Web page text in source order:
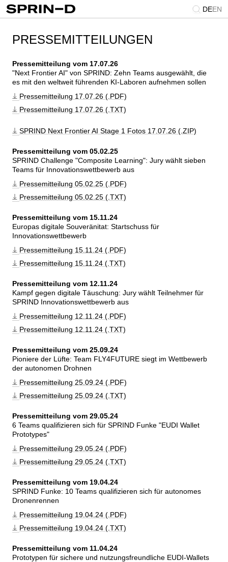
DEEN
PRESSEMITTEILUNGEN
Pressemitteilung vom 17.07.26
Next Frontier AI
von SPRIND: Zehn Teams ausgewählt, die
es mit den weltweit führenden KI-Laboren aufnehmen sollen
Pressemitteilung 17.07.26 (.PDF)
Pressemitteilung 17.07.26 (.TXT)
SPRIND Next Frontier AI Stage 1 Fotos 17.07.26 (.ZIP)
Pressemitteilung vom 05.02.25
SPRIND Challenge Composite Learning : Jury wählt sieben
Teams für Innovationswettbewerb aus
Pressemitteilung 05.02.25 (.PDF)
Pressemitteilung 05.02.25 (.TXT)
Pressemitteilung vom 15.11.24
Europas digitale Souveränitat: Startschuss für
Innovationswettbewerb
Pressemitteilung 15.11.24 (.PDF)
Pressemitteilung 15.11.24 (.TXT)
Pressemitteilung vom 12.11.24
Kampf gegen digitale Täuschung: Jury wählt Teilnehmer für
SPRIND Innovationswettbewerb aus
Pressemitteilung 12.11.24 (.PDF)
Pressemitteilung 12.11.24 (.TXT)
Pressemitteilung vom 25.09.24
Pioniere der Lüfte: Team FLY4FUTURE siegt im Wettbewerb
der autonomen Drohnen
Pressemitteilung 25.09.24 (.PDF)
Pressemitteilung 25.09.24 (.TXT)
Pressemitteilung vom 29.05.24
6 Teams qualifizieren sich für SPRIND Funke
EUDI Wallet
Prototypes
Pressemitteilung 29.05.24 (.PDF)
Pressemitteilung 29.05.24 (.TXT)
Pressemitteilung vom 19.04.24
SPRIND Funke: 10 Teams qualifizieren sich für autonomes
Dronenrennen
Pressemitteilung 19.04.24 (.PDF)
Pressemitteilung 19.04.24 (.TXT)
Pressemitteilung vom 11.04.24
Prototypen für sichere und nutzungsfreundliche EUDI-Wallets